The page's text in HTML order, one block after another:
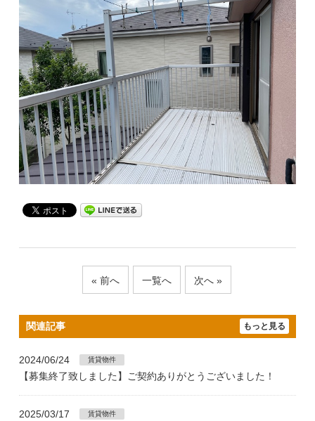
« 前へ 一覧へ 次へ »
関連記事 もっと見る
2024/06/24 賃貸物件
【募集終了致しました】ご契約ありがとうございました！
2025/03/17 賃貸物件